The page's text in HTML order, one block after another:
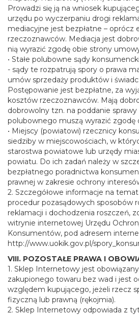
Prowadzi się ją na wniosek
urzędu po wyczerpaniu drogi
mediacyjne jest bezpłatne –
rzeczoznawców. Mediacja jest
nią wyrazić zgodę obie strony
• Stałe polubowne sądy
- sądy te rozpatrują spory o prawa
umów sprzedaży produktów i
Postępowanie jest bezpłatne, za
kosztów rzeczoznawców. Mają
dobrowolny tzn. na poddanie
polubownego muszą wyrazić zgodę
• Miejscy (powiatowi) rzecznicy
siedziby w miejscowościach, w
starostwa powiatowe lub urzędy
powiatu. Do ich zadań należy w
bezpłatnego poradnictwa
prawnej w zakresie ochrony
2. Szczegółowe informacje na
procedur pozasądowych sposobów
reklamacji i dochodzenia roszczeń,
witrynie internetowej Urzędu
Konsumentów, pod adresem
http://www.uokik.gov.pl/
VIII. POZOSTAŁE PRAWA I
1. Sklep Internetowy jest
zakupionego towaru bez wad i jest
względem kupującego, jeżeli rzecz
fizyczną lub prawną (rękojmia).
2. Sklep Internetowy odpowiada z